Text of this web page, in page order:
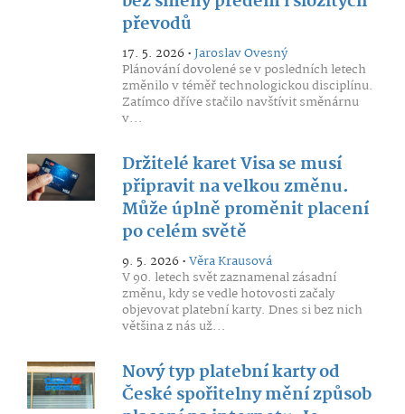
převodů
17. 5. 2026 •Jaroslav Ovesný
Plánování dovolené se v posledních letech
změnilo v téměř technologickou disciplínu.
Zatímco dříve stačilo navštívit směnárnu
v...
Držitelé karet Visa se musí
připravit na velkou změnu.
Může úplně proměnit placení
po celém světě
9. 5. 2026 •Věra Krausová
V 90. letech svět zaznamenal zásadní
změnu, kdy se vedle hotovosti začaly
objevovat platební karty. Dnes si bez nich
většina z nás už...
Nový typ platební karty od
České spořitelny mění způsob